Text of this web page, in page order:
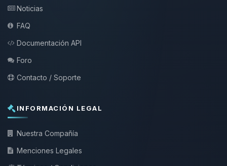
Noticias
FAQ
Documentación API
Foro
Contacto / Soporte
INFORMACIÓN LEGAL
Nuestra Compañía
Menciones Legales